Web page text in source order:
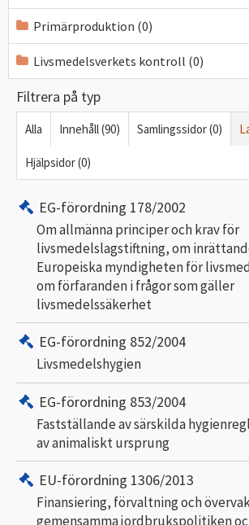
Primärproduktion (0)
Livsmedelsverkets kontroll (0)
Filtrera på typ
Alla Innehåll (90) Samlingssidor (0)
Hjälpsidor (0)
EG-förordning 178/2002
Om allmänna principer och krav för
livsmedelslagstiftning, om
Europeiska myndigheten för
om förfaranden i frågor som gäller
livsmedelssäkerhet
EG-förordning 852/2004
Livsmedelshygien
EG-förordning 853/2004
Fastställande av särskilda
av animaliskt ursprung
EU-förordning 1306/2013
Finansiering, förvaltning och
gemensamma jordbrukspolitiken